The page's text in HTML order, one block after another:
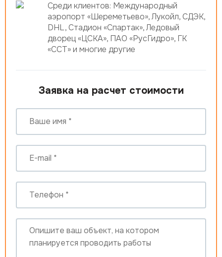
Среди клиентов: Международный
аэропорт «Шереметьево», Лукойл, СДЭК,
DHL, Стадион «Спартак», Ледовый
дворец «ЦСКА», ПАО «РусГидро», ГК
«ССТ» и многие другие
Заявка на расчет стоимости